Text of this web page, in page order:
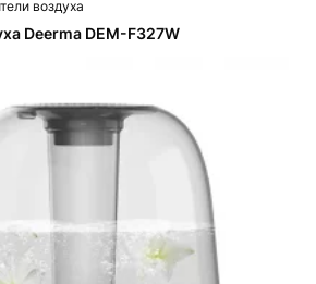
воздуха
Deerma DEM-F327W